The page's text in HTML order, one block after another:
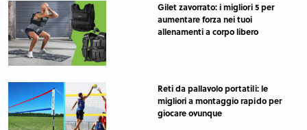
Gilet zavorrato: i migliori 5 per
aumentare forza nei tuoi
allenamenti a corpo libero
Reti da pallavolo portatili: le
migliori a montaggio rapido per
giocare ovunque